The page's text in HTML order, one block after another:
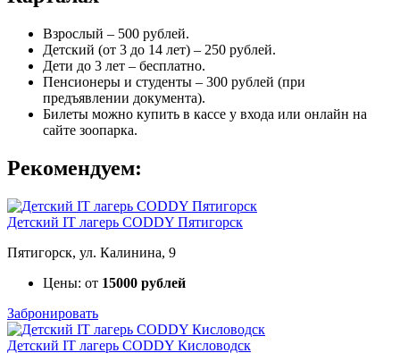
Взрослый – 500 рублей.
Детский (от 3 до 14 лет) – 250 рублей.
Дети до 3 лет – бесплатно.
Пенсионеры и студенты – 300 рублей (при
предъявлении документа).
Билеты можно купить в кассе у входа или онлайн на
сайте зоопарка.
Рекомендуем:
Детский IT лагерь CODDY Пятигорск
Пятигорск, ул. Калинина, 9
Цены: от 15000 рублей
Забронировать
Детский IT лагерь CODDY Кисловодск